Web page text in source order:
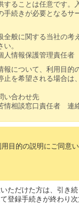
することは任意です
手続きが必要となる
全般に関する当社の考
。
情報保護管理責任者
報について、利用目
止を希望される場合
い合わせ先
相談窓口責任者 連絡
目的の説明にご同意
ただけた方は、引き
登録手続きが終わり